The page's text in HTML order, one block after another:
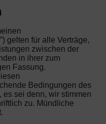
gelten für alle Verträge,
zwischen der
in ihrer zum
Fassung.
Bedingungen des
es sei denn, wir stimmen
zu. Mündliche